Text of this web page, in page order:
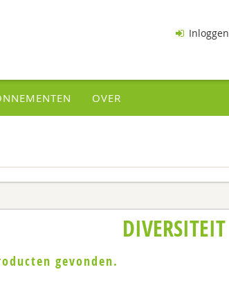
Inloggen
OVER
DIVERSITEIT
gevonden.